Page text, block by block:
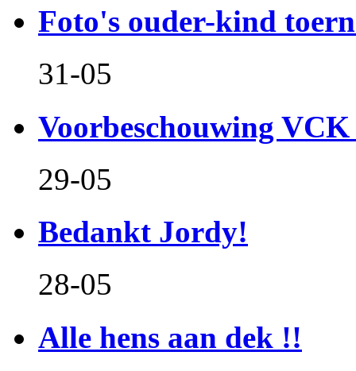
Foto's ouder-kind
31-05
Voorbeschouwing VCK
29-05
Bedankt Jordy!
28-05
Alle hens aan dek !!